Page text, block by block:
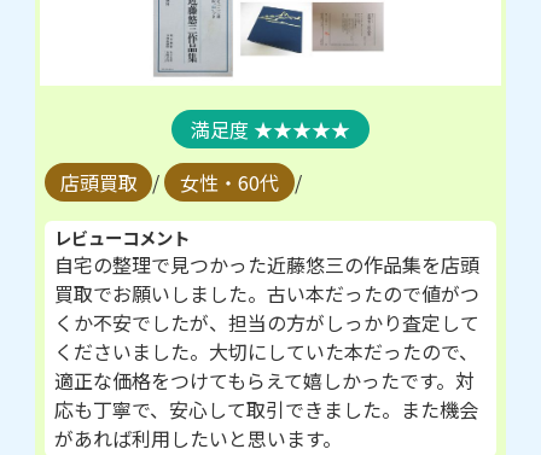
★★★★★
店頭買取 / 女性・60代 /
レビューコメント
自宅の整理で見つかった近藤悠三の作品集を店頭
買取でお願いしました。古い本だったので値がつ
くか不安でしたが、担当の方がしっかり査定して
くださいました。大切にしていた本だったので、
適正な価格をつけてもらえて嬉しかったです。対
応も丁寧で、安心して取引できました。また機会
があれば利用したいと思います。